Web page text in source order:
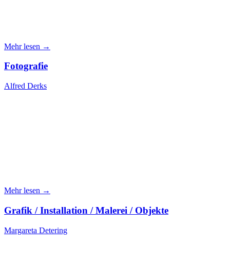
Mehr lesen →
Fotografie
Alfred Derks
Mehr lesen →
Grafik / Installation / Malerei / Objekte
Margareta Detering